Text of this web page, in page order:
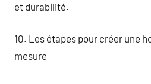
et durabilité.
10. Les étapes pour créer une
mesure